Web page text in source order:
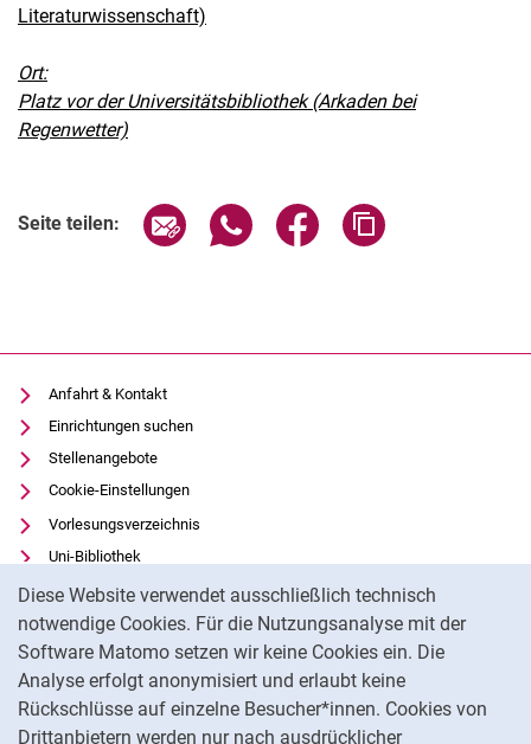
Diese Website verwendet ausschließlich technisch
notwendige Cookies. Für die Nutzungsanalyse mit der
Software Matomo setzen wir keine Cookies ein. Die
Analyse erfolgt anonymisiert und erlaubt keine
Rückschlüsse auf einzelne Besucher*innen. Cookies von
Drittanbietern werden nur nach ausdrücklicher
Literaturwissenschaft)
Ort:
Platz vor der Universitätsbibliothek (Arkaden bei
Regenwetter)
Seite teilen: Seite über E-Mail teilen
Seite über WhatsApp teilen
Seite über Facebook
Anfahrt & Kontakt
Einrichtungen suchen
Stellenangebote
Cookie-Einstellungen
Vorlesungsverzeichnis
Uni-Bibliothek
Moodle
Panopto
Datenschutz
Barrierefreiheit
Transparenter KI-Einsatz